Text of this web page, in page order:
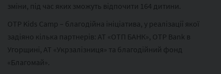
зміни, під час яких зможуть відпочити 164 дитини.
OTP Kids Camp – благодійна ініціатива, у реалізації якої
задіяно кілька партнерів: АТ «ОТП БАНК», OTP Bank в
Угорщині, АТ «Укрзалізниця» та благодійний фонд
«Благомай».